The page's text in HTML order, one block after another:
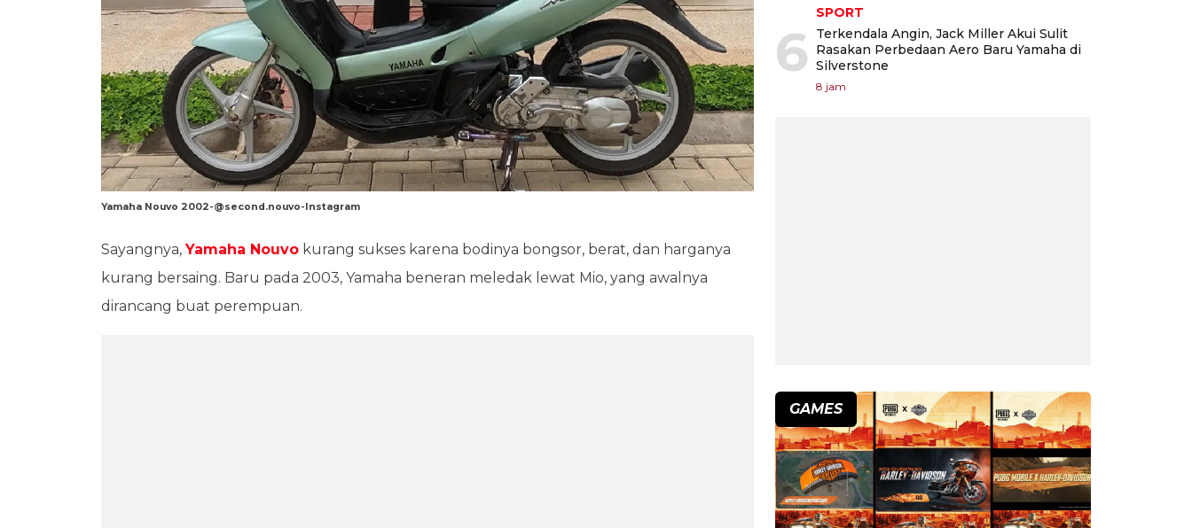
Yamaha Nouvo 2002-@second.nouvo-Instagram
Sayangnya,Yamaha Nouvo kurang sukses karena bodinya bongsor, berat, dan harganya
kurang bersaing. Baru pada 2003, Yamaha beneran meledak lewat Mio, yang awalnya
dirancang buat perempuan.
6
SPORT
Terkendala Angin, Jack Miller Akui Sulit
Rasakan Perbedaan Aero Baru Yamaha di
Silverstone
8 jam
GAMES